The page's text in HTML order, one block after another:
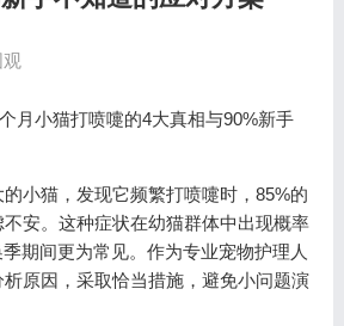
月小猫打喷嚏的4大真相与90%新手
小猫，发现它频繁打喷嚏时，85%的
安。这种症状在幼猫群体中出现概率
期间更为常见。作为专业宠物护理人
析原因，采取恰当措施，避免小问题演